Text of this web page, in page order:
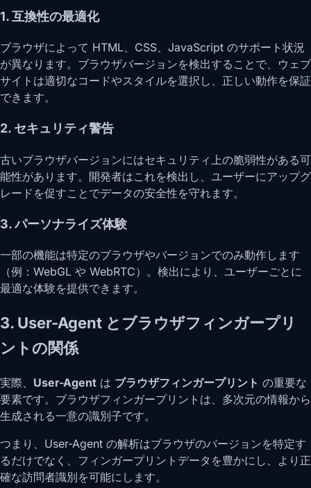
1. 互換性の最適化
ブラウザによって HTML、CSS、JavaScript のサポート状況
が異なります。ブラウザバージョンを検出することで、ウェブ
サイトは適切なコードやスタイルを選択し、正しい動作を保証
できます。
2. セキュリティ警告
古いブラウザバージョンにはセキュリティ上の脆弱性がある可
能性があります。開発者はこれを検出し、ユーザーにアップグ
レードを促すことでデータの安全性を守れます。
3. パーソナライズ体験
一部の機能は特定のブラウザやバージョンでのみ動作します
（例：WebGL や WebRTC）。検出により、ユーザーごとに
最適な体験を提供できます。
3. User-Agent とブラウザフィンガープリ
ントの関係
実際、 User-Agent は ブラウザフィンガープリント の重要な
要素です。ブラウザフィンガープリントは、多次元の情報から
生成される一意の識別子です。
つまり、User-Agent の解析はブラウザのバージョンを特定す
るだけでなく、フィンガープリントデータを豊かにし、より正
確な訪問者識別を可能にします。